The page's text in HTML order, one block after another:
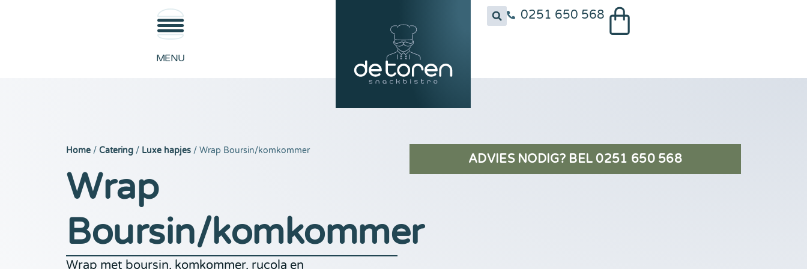
MENU
0251 650 568
Home / Catering / Luxe hapjes / Wrap Boursin/komkommer
Wrap
Boursin/komkommer
Wrap met boursin, komkommer, rucola en
ADVIES NODIG? BEL 0251 650 568